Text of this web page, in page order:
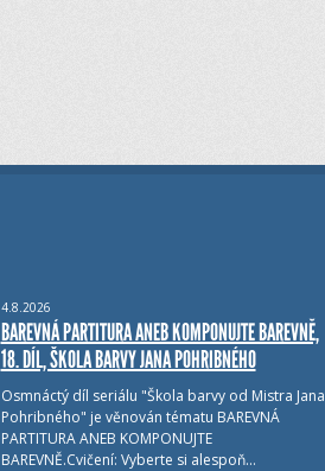
4.8.2026
BAREVNÁ PARTITURA ANEB KOMPONUJTE BAREVNĚ,
18. DÍL, ŠKOLA BARVY JANA POHRIBNÉHO
Osmnáctý díl seriálu "Škola barvy od Mistra Jana
Pohribného" je věnován tématu BAREVNÁ
PARTITURA ANEB KOMPONUJTE
BAREVNĚ.Cvičení: Vyberte si alespoň…